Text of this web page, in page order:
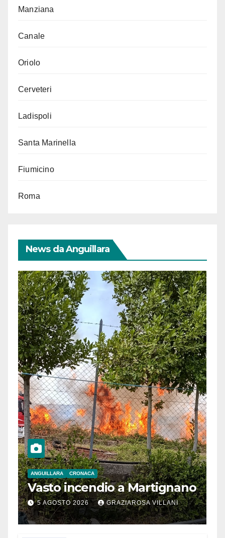
Manziana
Canale
Oriolo
Cerveteri
Ladispoli
Santa Marinella
Fiumicino
Roma
News da Anguillara
ANGUILLARA CRONACA
Vasto incendio a Martignano
5 AGOSTO 2026 GRAZIAROSA VILLANI